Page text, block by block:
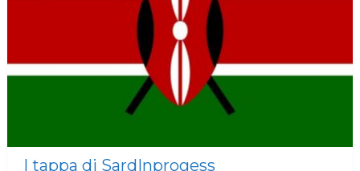
I tappa di SardInprogess